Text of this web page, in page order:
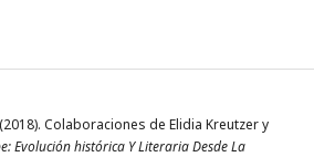
Colaboraciones de Elidia Kreutzer y
Evolución histórica Y Literaria Desde La